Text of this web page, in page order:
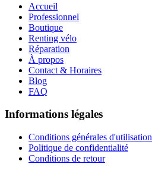
Accueil
Professionnel
Boutique
Renting vélo
Réparation
À propos
Contact & Horaires
Blog
FAQ
Informations légales
Conditions générales d'utilisation
Politique de confidentialité
Conditions de retour